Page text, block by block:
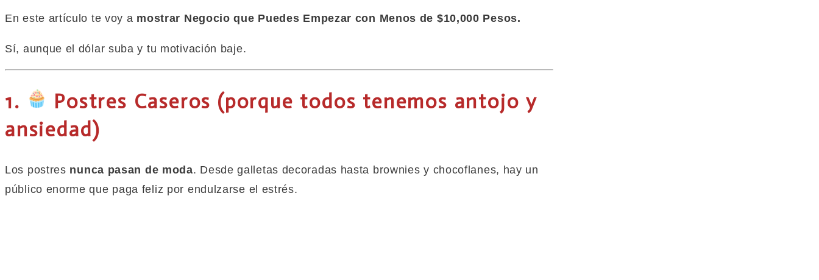
En este artículo te voy a mostrar Negocio que Puedes Empezar con Menos de $10,000 Pesos.
Sí, aunque el dólar suba y tu motivación baje.
1.
Postres Caseros (porque todos tenemos antojo y
ansiedad)
Los postres nunca pasan de moda. Desde galletas decoradas hasta brownies y chocoflanes, hay un
público enorme que paga feliz por endulzarse el estrés.